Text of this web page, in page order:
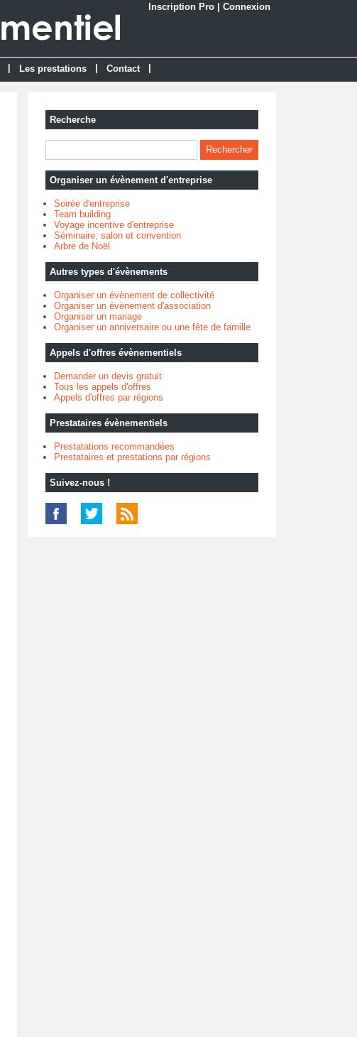
Inscription Pro Connexion
Les prestations Contact
Recherche
Organiser un évènement d'entreprise
Soirée d'entreprise
Team building
Voyage incentive d'entreprise
Séminaire, salon et convention
Arbre de Noël
Autres types d'évènements
Organiser un évènement de collectivité
Organiser un évènement d'association
Organiser un mariage
Organiser un anniversaire ou une fête de famille
Appels d'offres évènementiels
Demander un devis gratuit
Tous les appels d'offres
Appels d'offres par régions
Prestataires évènementiels
Prestatations recommandées
Prestataires et prestations par régions
Suivez-nous !